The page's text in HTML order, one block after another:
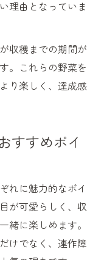
理由となっていま
収穫までの期間が
。これらの野菜を
り楽しく、達成感
すすめポイ
れに魅力的なポイ
が可愛らしく、収
緒に楽しめます。
けでなく、連作障